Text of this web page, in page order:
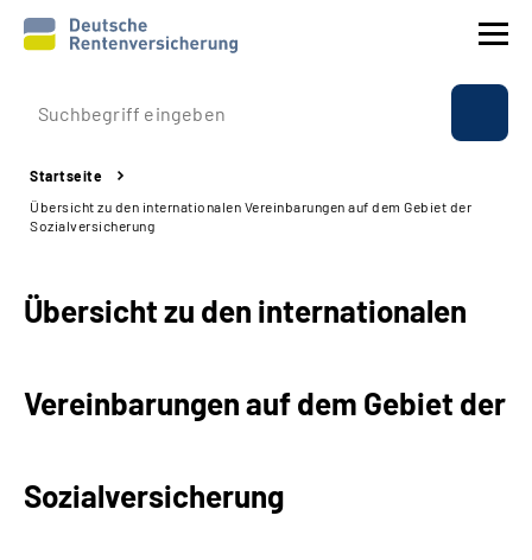
Prävention
Reha
Beratung & Kontakt
Experten
Startseite
Übersicht zu den internationalen Vereinbarungen auf dem Gebiet der
Sozialversicherung
Übersicht zu den internationalen
Vereinbarungen auf dem Gebiet der
Sozialversicherung